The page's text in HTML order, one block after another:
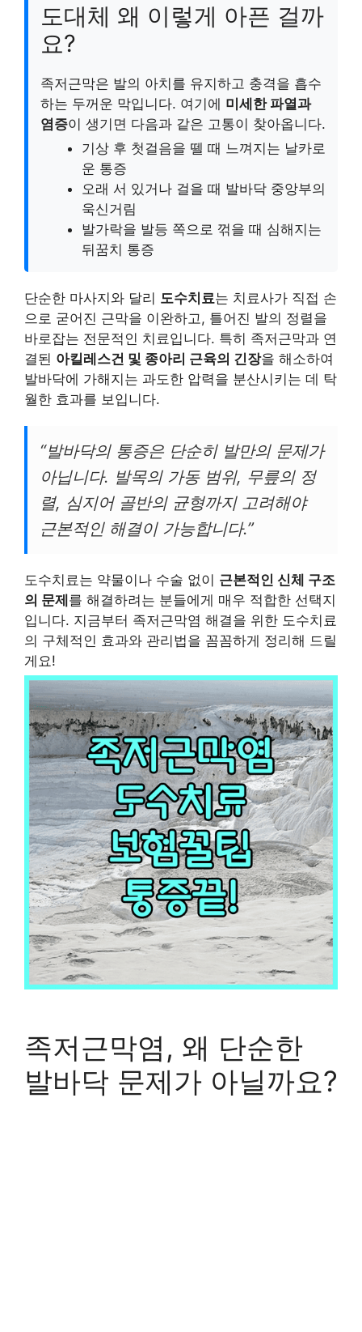
도대체 왜 이렇게 아픈 걸까
요?
족저근막은 발의 아치를 유지하고 충격을 흡수
하는 두꺼운 막입니다. 여기에 미세한 파열과
염증이 생기면 다음과 같은 고통이 찾아옵니다.
기상 후 첫걸음을 뗄 때 느껴지는 날카로
운 통증
오래 서 있거나 걸을 때 발바닥 중앙부의
욱신거림
발가락을 발등 쪽으로 꺾을 때 심해지는
뒤꿈치 통증
단순한 마사지와 달리 도수치료는 치료사가 직접 손
으로 굳어진 근막을 이완하고, 틀어진 발의 정렬을
바로잡는 전문적인 치료입니다. 특히 족저근막과 연
결된 아킬레스건 및 종아리 근육의 긴장을 해소하여
발바닥에 가해지는 과도한 압력을 분산시키는 데 탁
월한 효과를 보입니다.
“발바닥의 통증은 단순히 발만의 문제가
아닙니다. 발목의 가동 범위, 무릎의 정
렬, 심지어 골반의 균형까지 고려해야
근본적인 해결이 가능합니다.”
도수치료는 약물이나 수술 없이 근본적인 신체 구조
의 문제를 해결하려는 분들에게 매우 적합한 선택지
입니다. 지금부터 족저근막염 해결을 위한 도수치료
의 구체적인 효과와 관리법을 꼼꼼하게 정리해 드릴
게요!
족저근막염, 왜 단순한
발바닥 문제가 아닐까요?